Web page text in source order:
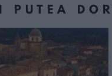
PUTEA